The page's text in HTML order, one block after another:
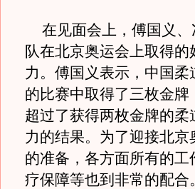
在见面会上，傅国义、
队在北京奥运会上取得
力。傅国义表示，中国
的比赛中取得了三枚金
超过了获得两枚金牌的
力的结果。为了迎接北
的准备，各方面所有的
疗保障等也到非常的配